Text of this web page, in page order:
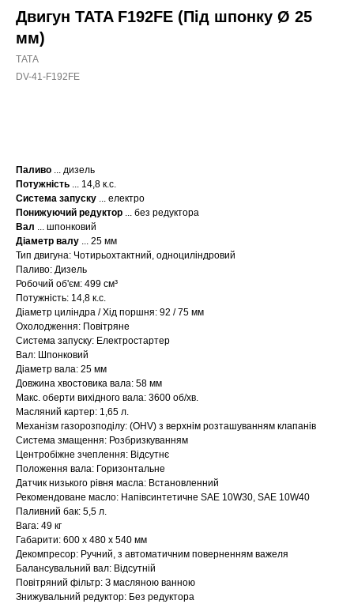
Двигун TATA F192FE (Під шпонку Ø 25
мм)
ТАТА
DV-41-F192FE
Паливо ... дизель
Потужність ... 14,8 к.с.
Система запуску ... електро
Понижуючий редуктор ... без редуктора
Вал ... шпонковий
Діаметр валу ... 25 мм
Тип двигуна: Чотирьохтактний, одноциліндровий
Паливо: Дизель
Робочий об'єм: 499 см³
Потужність: 14,8 к.с.
Діаметр циліндра / Хід поршня: 92 / 75 мм
Охолодження: Повітряне
Система запуску: Електростартер
Вал: Шпонковий
Діаметр вала: 25 мм
Довжина хвостовика вала: 58 мм
Макс. оберти вихідного вала: 3600 об/хв.
Масляний картер: 1,65 л.
Механізм газорозподілу: (OHV) з верхнім розташуванням клапанів
Система змащення: Розбризкуванням
Центробіжне зчеплення: Відсутнє
Положення вала: Горизонтальне
Датчик низького рівня масла: Встановленний
Рекомендоване масло: Напівсинтетичне SAE 10W30, SAE 10W40
Паливний бак: 5,5 л.
Вага: 49 кг
Габарити: 600 x 480 x 540 мм
Декомпресор: Ручний, з автоматичним поверненням важеля
Балансувальний вал: Відсутній
Повітряний фільтр: З масляною ванною
Знижувальний редуктор: Без редуктора